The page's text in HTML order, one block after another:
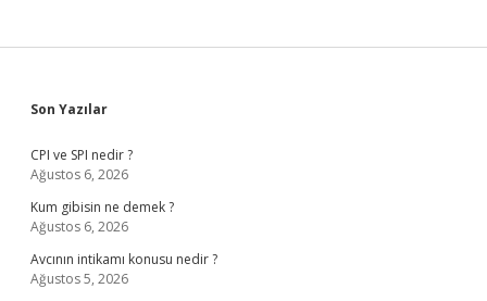
Sidebar
Son Yazılar
CPI ve SPI nedir ?
Ağustos 6, 2026
Kum gibisin ne demek ?
Ağustos 6, 2026
Avcının intikamı konusu nedir ?
Ağustos 5, 2026